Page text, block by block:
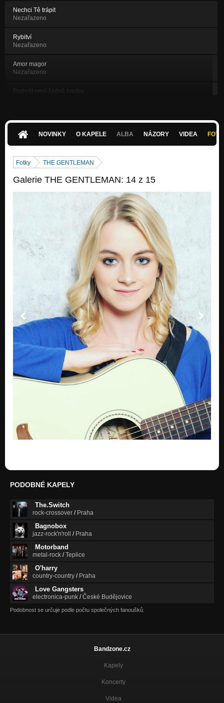
Nechci Tě trápit
Nezařazeno
Rybitví
Nezařazeno
Amor magor
Nezařazeno
Prohrát není žádná hanba
Šrouby a matice
Nezařazeno
NOVINKY O KAPELE ALBA NÁZORY VIDEA
Fotky THE GENTLEMAN
Galerie THE GENTLEMAN: 14 z 15
PODOBNÉ KAPELY
The.Switch
rock-crossover / Praha
Bagnobox
jazz-rock'n'roll / Praha
Motorband
metal-rock /Teplice
O'harry
country-country / Praha
Love Gangsters
electronica-punk /České Budějovice
Podobnost se určuje podle počtu společných fanoušků.
Bandzone.cz
Kapely
Koncerty
Videa